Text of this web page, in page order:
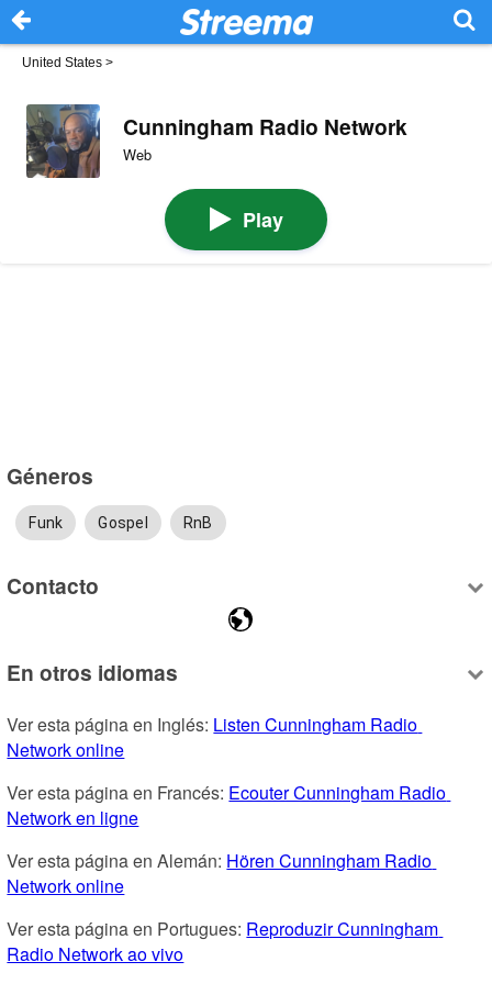
United States >
Cunningham Radio Network
Web
Play
Géneros
Funk Gospel RnB
Contacto
En otros idiomas
Ver esta página en Inglés: Listen Cunningham Radio
Network online
Ver esta página en Francés: Ecouter Cunningham Radio
Network en ligne
Ver esta página en Alemán: Hören Cunningham Radio
Network online
Ver esta página en Portugues: Reproduzir Cunningham
Radio Network ao vivo